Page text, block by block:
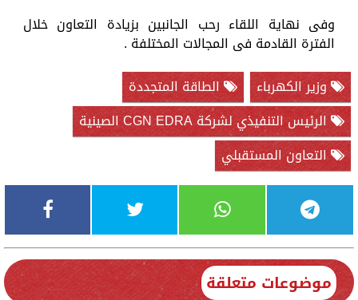
وفى نهاية اللقاء رحب الجانبين بزيادة التعاون خلال
الفترة القادمة فى المجالات المختلفة .
وزير الكهرباء
الطاقة المتجددة
الرئيس التنفيذي لشركة CGN EDRA الصينية
التعاون المستقبلي
موضوعات متعلقة